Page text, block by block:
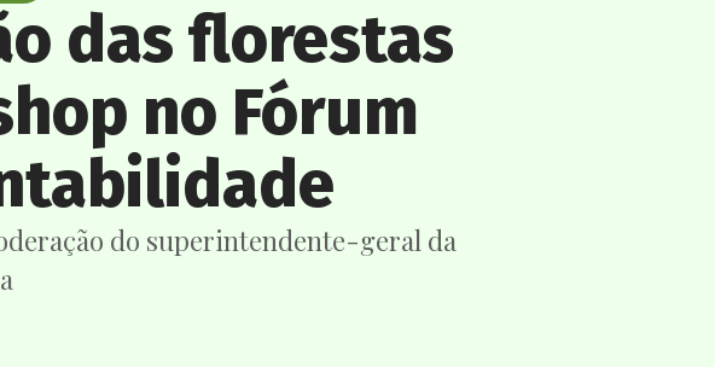
das florestas
no Fórum
do superintendente-geral da